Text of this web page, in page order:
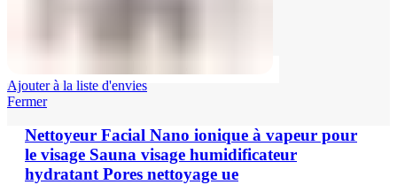
Ajouter à la liste d'envies
Fermer
Nettoyeur Facial Nano ionique à vapeur pour
le visage Sauna visage humidificateur
hydratant Pores nettoyage ue